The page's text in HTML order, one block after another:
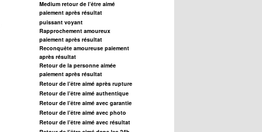
Medium retour de l’être aimé
paiement après résultat
puissant voyant
Rapprochement amoureux
paiement après résultat
Reconquête amoureuse paiement
après résultat
Retour de la personne aimée
paiement après résultat
Retour de l’être aimé après rupture
Retour de l’être aimé authentique
Retour de l’être aimé avec garantie
Retour de l’être aimé avec photo
Retour de l’être aimé avec résultat